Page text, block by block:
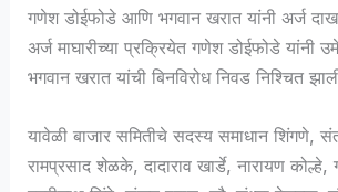
गणेश डोईफोडे आणि भगवान खरात यांनी अर्ज
अर्ज माघारीच्या प्रक्रियेत गणेश डोईफोडे यांनी
भगवान खरात यांची बिनविरोध निवड निश्चित
यावेळी बाजार समितीचे सदस्य समाधान शिंगणे,
रामप्रसाद शेळके, दादाराव खार्डे, नारायण